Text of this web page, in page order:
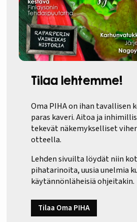
Tilaa lehtemme!
Oma PIHA on ihan tavallisen
paras kaveri. Aitoa ja
tekevät näkemykselliset
otteella.
Lehden sivuilta löydät niin
pihatarinoita, uusia unelmia
käytännönläheisiä ohjeitakin.
Tilaa Oma PIHA